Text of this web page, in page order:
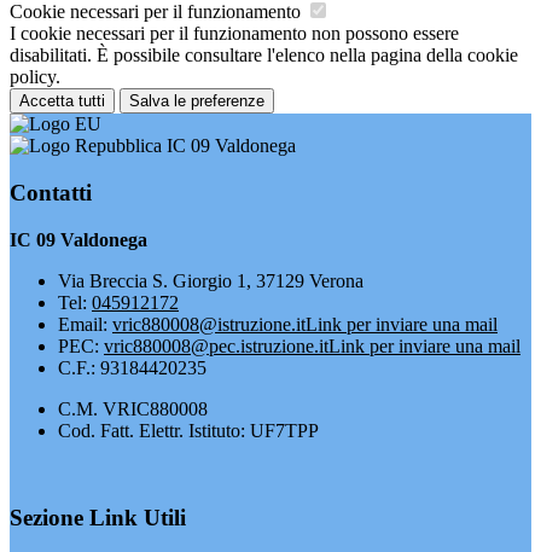
Cookie necessari per il funzionamento
I cookie necessari per il funzionamento non possono essere
disabilitati. È possibile consultare l'elenco nella pagina della cookie
policy.
Accetta tutti Salva le preferenze
IC 09 Valdonega
Contatti
IC 09 Valdonega
Via Breccia S. Giorgio 1, 37129 Verona
Tel: 045912172
Email: vric880008@istruzione.itLink per inviare una mail
PEC: vric880008@pec.istruzione.itLink per inviare una mail
C.F.: 93184420235
C.M. VRIC880008
Cod. Fatt. Elettr. Istituto: UF7TPP
Sezione Link Utili